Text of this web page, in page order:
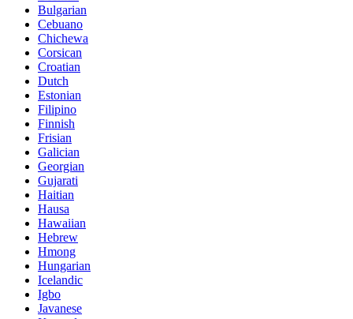
Bulgarian
Cebuano
Chichewa
Corsican
Croatian
Dutch
Estonian
Filipino
Finnish
Frisian
Galician
Georgian
Gujarati
Haitian
Hausa
Hawaiian
Hebrew
Hmong
Hungarian
Icelandic
Igbo
Javanese